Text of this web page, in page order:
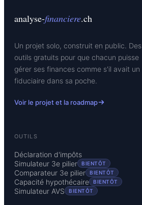
analyse-financiere.ch
Un projet solo, construit en public. Des
outils gratuits pour que chacun puisse
gérer ses finances comme s'il avait un
fiduciaire dans sa poche.
Voir le projet et la roadmap
OUTILS
Déclaration d'impôts
Simulateur 3e pilier
BIENTÔT
Comparateur 3e pilier BIENTÔT
Capacité hypothécaire BIENTÔT
Simulateur AVS BIENTÔT